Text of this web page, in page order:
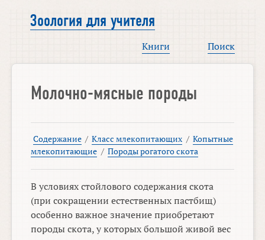
Зоология для учителя
Книги Поиск
Молочно-мясные породы
Содержание / Класс млекопитающих / Копытные
млекопитающие / Породы рогатого скота
В условиях стойлового содержания скота
(при сокращении естественных пастбищ)
особенно важное значение приобретают
породы скота, у которых большой живой вес